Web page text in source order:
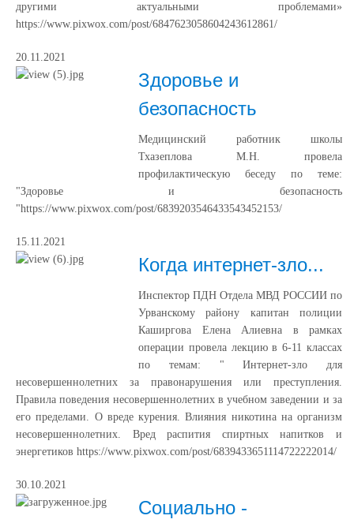
другими актуальными проблемами»
https://www.pixwox.com/post/6847623058604243612861/
20.11.2021
Здоровье и
безопасность
Медицинский работник школы
Тхазеплова М.Н. провела
профилактическую беседу по теме:
"Здоровье и безопасность
"https://www.pixwox.com/post/6839203546433543452153/
15.11.2021
Когда интернет-зло...
Инспектор ПДН Отдела МВД РОССИИ по
Урванскому району капитан полиции
Каширгова Елена Алиевна в рамках
операции провела лекцию в 6-11 классах
по темам: " Интернет-зло для
несовершеннолетних за правонарушения или преступления.
Правила поведения несовершеннолетних в учебном заведении и за
его пределами. О вреде курения. Влияния никотина на организм
несовершеннолетних. Вред распития спиртных напитков и
энергетиков https://www.pixwox.com/post/6839433651114722222014/
30.10.2021
Социально -